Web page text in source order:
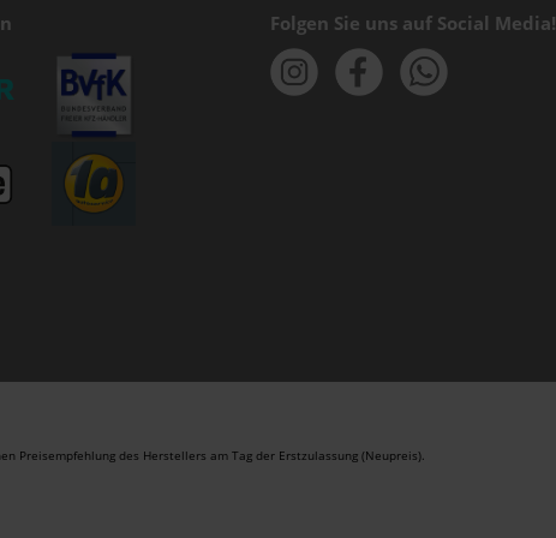
Folgen Sie uns auf Social Media!
Preisempfehlung des Herstellers am Tag der Erstzulassung (Neupreis).